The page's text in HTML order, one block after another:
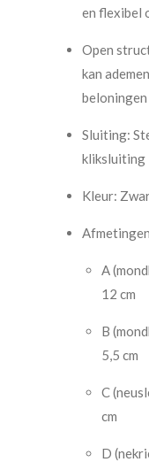
en flexibel
Open
kan
beloningen
Sluiting:
kliksluiting
Kleur:
A
12 cm
B
5,5 cm
C
cm
D